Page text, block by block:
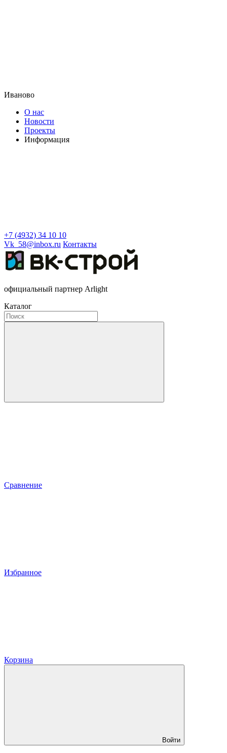
Иваново
О нас
Новости
Проекты
Информация
+7 (4932) 34 10 10
Vk_58@inbox.ru Контакты
официальный партнер Arlight
Каталог
Сравнение
Избранное
Корзина
Войти